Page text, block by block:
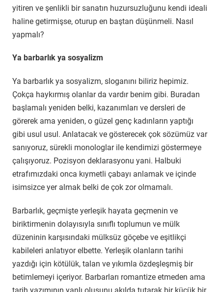
yitiren ve şenlikli bir sanatın huzursuzluğunu kendi ideali
haline getirmişse, oturup en baştan düşünmeli. Nasıl
yapmalı?
Ya barbarlık ya sosyalizm
Ya barbarlık ya sosyalizm, sloganını biliriz hepimiz.
Çokça haykırmış olanlar da vardır benim gibi. Buradan
başlamalı yeniden belki, kazanımları ve dersleri de
görerek ama yeniden, o güzel genç kadınların yaptığı
gibi usul usul. Anlatacak ve gösterecek çok sözümüz var
sanıyoruz, sürekli monologlar ile kendimizi göstermeye
çalışıyoruz. Pozisyon deklarasyonu yani. Halbuki
etrafımızdaki onca kıymetli çabayı anlamak ve içinde
isimsizce yer almak belki de çok zor olmamalı.
Barbarlık, geçmişte yerleşik hayata geçmenin ve
biriktirmenin dolayısıyla sınıflı toplumun ve mülk
düzeninin karşısındaki mülksüz göçebe ve eşitlikçi
kabileleri anlatıyor elbette. Yerleşik olanların tarihi
yazdığı için kötülük, talan ve yıkımla özdeşleşmiş bir
betimlemeyi içeriyor. Barbarları romantize etmeden ama